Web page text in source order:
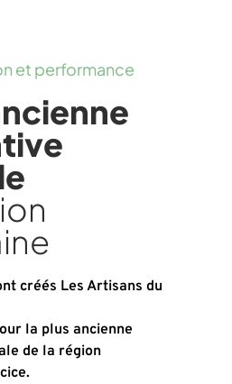
et performance
créés Les Artisans du
la plus ancienne
de la région